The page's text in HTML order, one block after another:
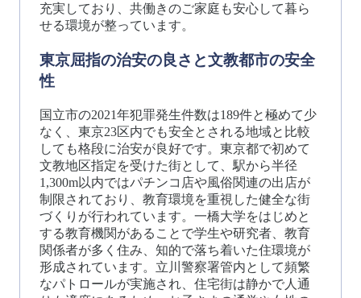
充実しており、共働きのご家庭も安心して暮ら
せる環境が整っています。
東京屈指の治安の良さと文教都市の安全
性
国立市の2021年犯罪発生件数は189件と極めて少
なく、東京23区内でも安全とされる地域と比較
しても格段に治安が良好です。東京都で初めて
文教地区指定を受けた街として、駅から半径
1,300m以内ではパチンコ店や風俗関連の出店が
制限されており、教育環境を重視した健全な街
づくりが行われています。一橋大学をはじめと
する教育機関があることで学生や研究者、教育
関係者が多く住み、知的で落ち着いた住環境が
形成されています。立川警察署管内として頻繁
なパトロールが実施され、住宅街は静かで人通